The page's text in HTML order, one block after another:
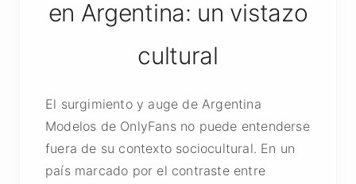
en Argentina: un vistazo
cultural
El surgimiento y auge de Argentina
Modelos de OnlyFans no puede entenderse
fuera de su contexto sociocultural. En un
país marcado por el contraste entre